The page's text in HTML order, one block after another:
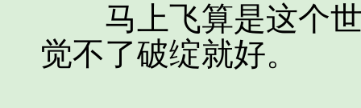
马上飞算是这个世
觉不了破绽就好。